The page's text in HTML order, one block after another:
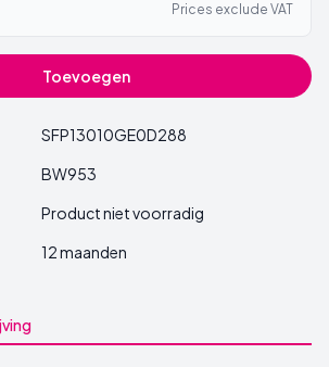
Prices exclude VAT
Toevoegen
SFP13010GE0D288
BW953
Product niet voorradig
12 maanden